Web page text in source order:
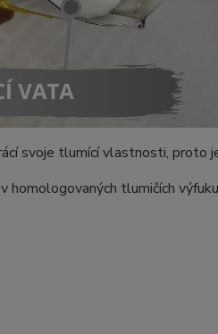
svoje tlumící vlastnosti, proto
homologovaných tlumičích